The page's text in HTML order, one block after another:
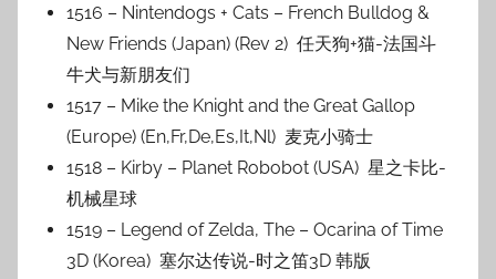
1516 – Nintendogs + Cats – French Bulldog &
New Friends (Japan) (Rev 2) 任天狗+猫-法国斗
牛犬与新朋友们
1517 – Mike the Knight and the Great Gallop
(Europe) (En,Fr,De,Es,It,Nl) 麦克小骑士
1518 – Kirby – Planet Robobot (USA) 星之卡比-
机械星球
1519 – Legend of Zelda, The – Ocarina of Time
3D (Korea) 塞尔达传说-时之笛3D 韩版